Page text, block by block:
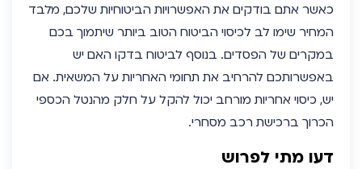
כאשר אתם בודקים את האפשרויות הביטוחיות שלכם, מלבד
המחיר שימו לב לכיסוי הביטוח הטוב ביותר שיתמוך בכם
במקרים של הפסדים. בנוסף לביטוח בדקו האם יש
באפשרותכם להרחיב את תחומי האחריות על המשאית. אם
יש, כיסוי אחריות מורחב יכול להקל על חלק מהנטל הכספי
הכרוך ברכישת רכב מסחרי.
דעו מתי לפרוש